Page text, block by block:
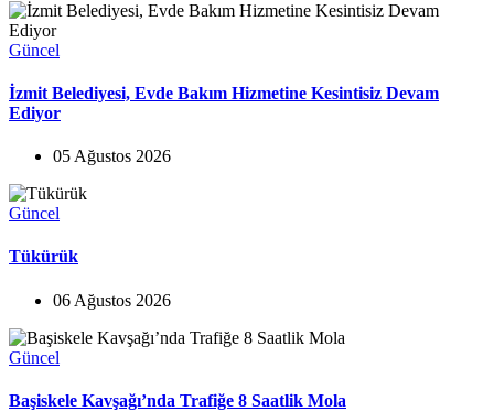
Güncel
İzmit Belediyesi, Evde Bakım Hizmetine Kesintisiz Devam
Ediyor
05 Ağustos 2026
Güncel
Tükürük
06 Ağustos 2026
Güncel
Başiskele Kavşağı’nda Trafiğe 8 Saatlik Mola